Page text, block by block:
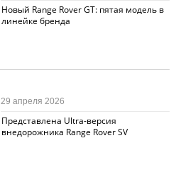
Новый Range Rover GT: пятая модель в
линейке бренда
Представлена Ultra-версия
внедорожника Range Rover SV
29 апреля 2026